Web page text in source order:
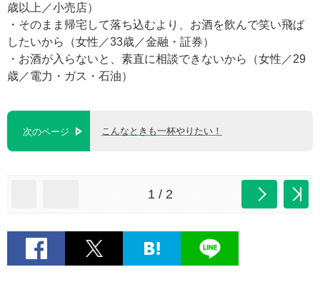
歳以上／小売店）
・そのまま帰宅して落ち込むより、お酒を飲んで笑い飛ば
したいから（女性／33歳／金融・証券）
・お酒が入らないと、素直に相談できないから（女性／29
歳／電力・ガス・石油）
次のページ こんなときも一杯やりたい！
1 / 2